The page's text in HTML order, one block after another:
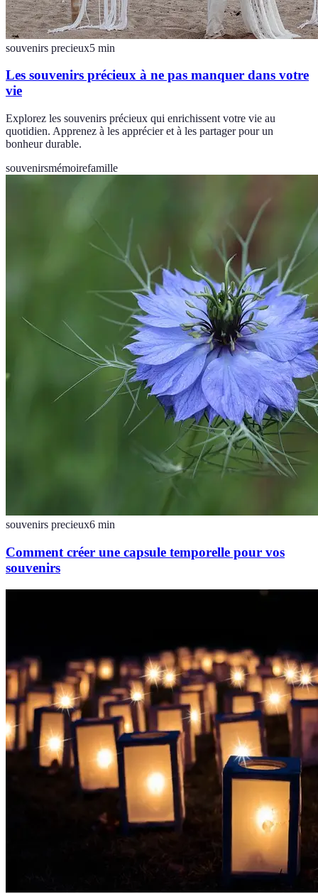
souvenirs precieux5 min
Les souvenirs précieux à ne pas manquer dans votre
vie
Explorez les souvenirs précieux qui enrichissent votre vie au
quotidien. Apprenez à les apprécier et à les partager pour un
bonheur durable.
souvenirsmémoirefamille
souvenirs precieux6 min
Comment créer une capsule temporelle pour vos
souvenirs